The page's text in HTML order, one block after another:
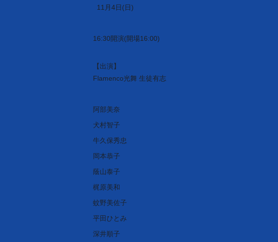
11月4日(日)
16:30開演(開場16:00)
【出演】
Flamenco光舞 生徒有志
阿部美奈
犬村智子
牛久保秀忠
岡本恭子
蔭山泰子
梶原美和
蚊野美佐子
平田ひとみ
深井順子